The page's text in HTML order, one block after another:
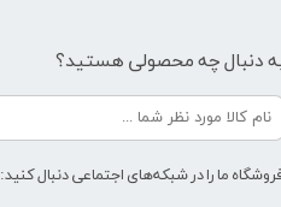
دنبال چه محصولی هستید؟
ما را در شبکه‌های اجتماعی دنبال کنید: